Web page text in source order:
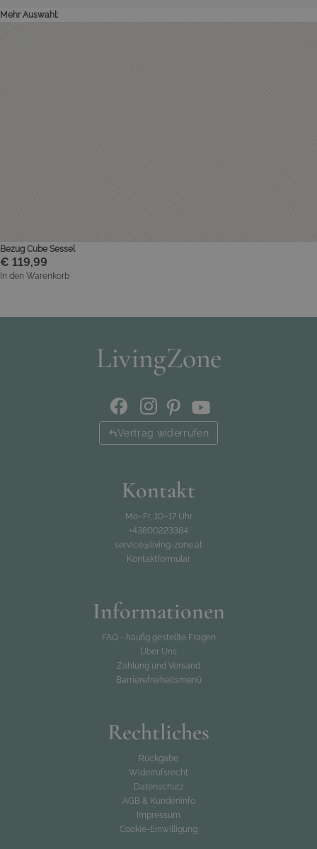
Mehr Auswahl:
Bezug Cube Sessel
€ 119,99
In den Warenkorb
Vertrag widerrufen
Kontakt
Mo–Fr, 10–17 Uhr
+43800223384
service@living-zone.at
Kontaktformular
Informationen
FAQ - häufig gestellte Fragen
Über Uns
Zahlung und Versand
Barrierefreiheitsmenü
Rechtliches
Rückgabe
Widerrufsrecht
Datenschutz
AGB & Kundeninfo
Impressum
Cookie-Einwilligung